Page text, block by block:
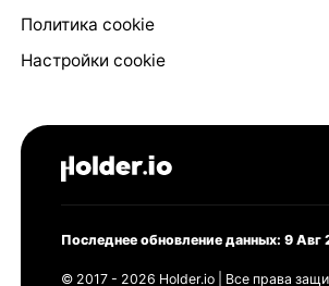
Политика cookie
Настройки cookie
Последнее обновление данных: 9 Авг
© 2017 - 2026 Holder.io | Все права